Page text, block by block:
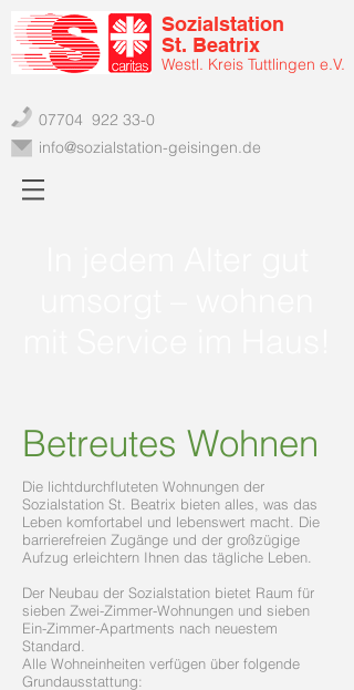
Sozialstation
St. Beatrix
Westl. Kreis Tuttlingen e.V.
07704 922 33-0
info@sozialstation-geisingen.de
Die lichtdurchfluteten Wohnungen der
Sozialstation St. Beatrix bieten alles, was das
Leben komfortabel und lebenswert macht. Die
barrierefreien Zugänge und der großzügige
Aufzug erleichtern Ihnen das tägliche Leben.
Der Neubau der Sozialstation bietet Raum für
sieben Zwei-Zimmer-Wohnungen und sieben
Ein-Zimmer-Apartments nach neuestem
Standard.
Alle Wohneinheiten verfügen über folgende
Grundausstattung:
Betreutes Wohnen